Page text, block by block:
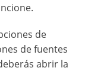
de
de fuentes
abrir la